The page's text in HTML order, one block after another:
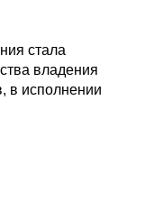
стала
владения
в исполнении